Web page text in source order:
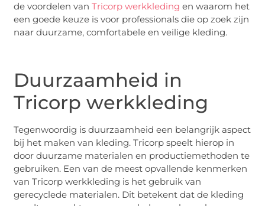
de voordelen vanTricorp werkkleding en waarom het
een goede keuze is voor professionals die op zoek zijn
naar duurzame, comfortabele en veilige kleding.
Duurzaamheid in
Tricorp werkkleding
Tegenwoordig is duurzaamheid een belangrijk aspect
bij het maken van kleding. Tricorp speelt hierop in
door duurzame materialen en productiemethoden te
gebruiken. Een van de meest opvallende kenmerken
van Tricorp werkkleding is het gebruik van
gerecyclede materialen. Dit betekent dat de kleding